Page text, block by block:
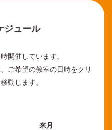
ジュール
開催しています。
ご希望の教室の日時をクリ
動します。
来月